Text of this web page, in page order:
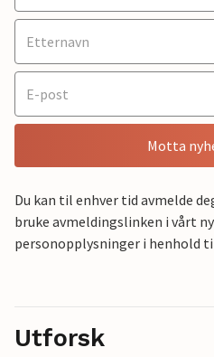
Motta
Du kan til enhver tid avmelde
bruke avmeldingslinken i vårt
personopplysninger i henhold
Utforsk